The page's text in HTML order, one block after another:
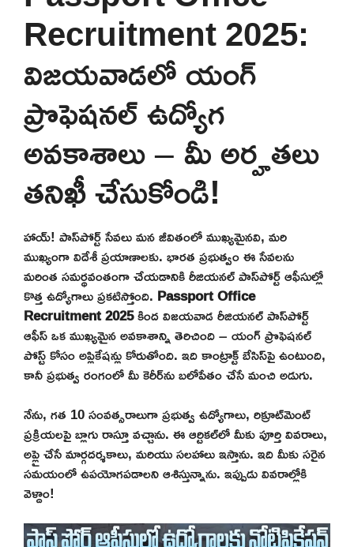
Recruitment 2025:
విజయవాడలో యంగ్
ప్రొఫెషనల్ ఉద్యోగ
అవకాశాలు – మీ అర్హతలు
తనిఖీ చేసుకోండి!
హాయ్! పాస్‌పోర్ట్ సేవలు మన జీవితంలో ముఖ్యమైనవి, మరి
ముఖ్యంగా విదేశీ ప్రయాణాలకు. భారత ప్రభుత్వం ఈ సేవలను
మరింత సమర్థవంతంగా చేయడానికి రీజియనల్ పాస్‌పోర్ట్ ఆఫీసుల్లో
కొత్త ఉద్యోగాలు ప్రకటిస్తోంది. Passport Office
Recruitment 2025కింద విజయవాడ రీజియనల్ పాస్‌పోర్ట్
ఆఫీస్ ఒక ముఖ్యమైన అవకాశాన్ని తెరిచింది – యంగ్ ప్రొఫెషనల్
పోస్ట్ కోసం అప్లికేషన్లు కోరుతోంది. ఇది కాంట్రాక్ట్ బేసిస్‌పై ఉంటుంది,
కానీ ప్రభుత్వ రంగంలో మీ కెరీర్‌ను బలోపేతం చేసే మంచి అడుగు.
నేను, గత 10 సంవత్సరాలుగా ప్రభుత్వ ఉద్యోగాలు, రిక్రూట్‌మెంట్
ప్రక్రియలపై బ్లాగు రాస్తూ వచ్చాను. ఈ ఆర్టికల్‌లో మీకు పూర్తి వివరాలు,
అప్లై చేసే మార్గదర్శకాలు, మరియు సలహాలు ఇస్తాను. ఇది మీకు సరైన
సమయంలో ఉపయోగపడాలని ఆశిస్తున్నాను. ఇప్పుడు వివరాల్లోకి
వెళ్దాం!